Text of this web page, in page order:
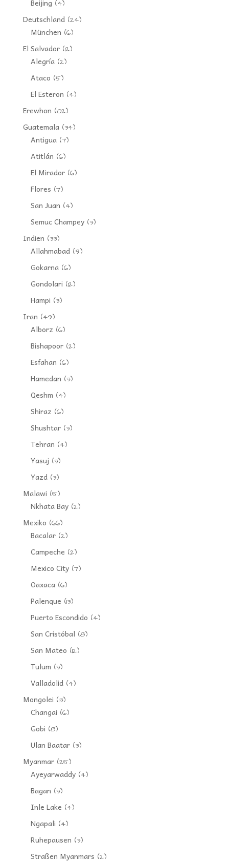
Beijing (4)
Deutschland(24)
München (6)
El Salvador(12)
Alegría(2)
Ataco (5)
El Esteron (4)
Erewhon (102)
Guatemala(34)
Antigua(7)
Atitlán (6)
El Mirador(6)
Flores (7)
San Juan (4)
Semuc Champey(3)
Indien (33)
Allahmabad(9)
Gokarna(6)
Gondolari (12)
Hampi (3)
Iran (49)
Alborz (6)
Bishapoor(2)
Esfahan (6)
Hamedan (3)
Qeshm (4)
Shiraz (6)
Shushtar(3)
Tehran (4)
Yasuj (3)
Yazd(3)
Malawi (5)
Nkhata Bay(2)
Mexiko (66)
Bacalar(2)
Campeche (2)
Mexico City(7)
Oaxaca(6)
Palenque (13)
Puerto Escondido (4)
San Cristóbal (8)
San Mateo (12)
Tulum (3)
Valladolid(4)
Mongolei (13)
Changai (6)
Gobi (8)
Ulan Baatar(3)
Myanmar(25)
Ayeyarwaddy(4)
Bagan (3)
Inle Lake (4)
Ngapali (4)
Ruhepausen (3)
Straßen Myanmars (2)